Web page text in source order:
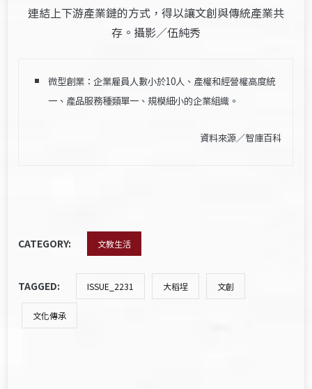
連結上下游產業鏈的方式，得以讓文創與傳統產業共
存。攝影／伍純秀
微型創業：企業雇員人數小於10人、產權和經營權高度統
一、產品服務種類單一、規模細小的企業組織。
資料來源／智庫百科
CATEGORY: 文教生活
TAGGED: ISSUE_2231 大稻埕 文創
文化傳承